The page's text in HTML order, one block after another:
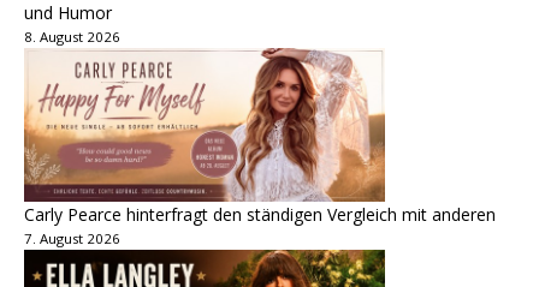
und Humor
8. August 2026
Carly Pearce hinterfragt den ständigen Vergleich mit anderen
7. August 2026